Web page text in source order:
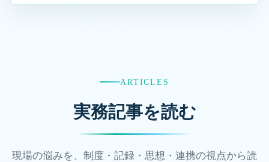
ARTICLES
実務記事を読む
現場の悩みを、制度・記録・思想・連携の視点から読